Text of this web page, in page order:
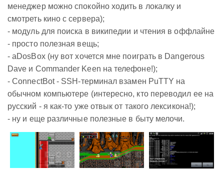
менеджер можно спокойно ходить в локалку и
смотреть кино с сервера);
- модуль для поиска в википедии и чтения в оффлайне
- просто полезная вещь;
- aDosBox (ну вот хочется мне поиграть в Dangerous
Dave и Commander Keen на телефоне!);
- ConnectBot - SSH-терминал взамен PuTTY на
обычном компьютере (интересно, кто переводил ее на
русский - я как-то уже отвык от такого лексикона!);
- ну и еще различные полезные в быту мелочи.